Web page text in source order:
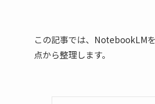
この記事では、NotebookLM
点から整理します。